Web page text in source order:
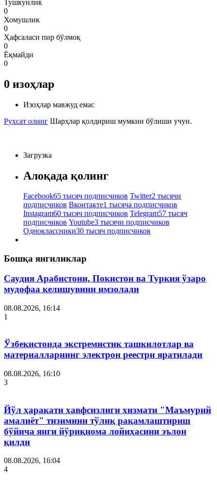
Тушкунлик
0
Хомушлик
0
Ҳафсаласи пир бўлмоқ
0
Ёқмайди
0
0 изоҳлар
Изоҳлар мавжуд емас
Рухсат олинг Шарҳлар қолдириш мумкин бўлиши учун.
Загрузка
Алоқада қолинг
Facebook65 тысяч подписчиков Twitter2 тысячи
подписчиков Вконтакте1 тысяча подписчиков
Instagram60 тысяч подписчиков Telegram57 тысяч
подписчиков Youtube3 тысячи подписчиков
Одноклассники30 тысяч подписчиков
Бошқа янгиликлар
Саудия Арабистони, Покистон ва Туркия ўзаро
мудофаа келишувини имзолади
08.08.2026, 16:14
1
Ўзбекистонда экстремистик ташкилотлар ва
материалларнинг электрон реестри яратилади
08.08.2026, 16:10
3
Йўл ҳаракати хавфсизлиги хизмати "Маъмурий
амалиёт" тизимини тўлиқ рақамлаштириш
бўйича янги йўриқнома лойиҳасини эълон
қилди
08.08.2026, 16:04
4